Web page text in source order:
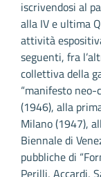
iscrivendosi al
alla IV e ultima
attività
seguenti, fra
collettiva della
“manifesto neo-
(1946), alla
Milano (1947),
Biennale di
pubbliche di
Perilli, Accardi,